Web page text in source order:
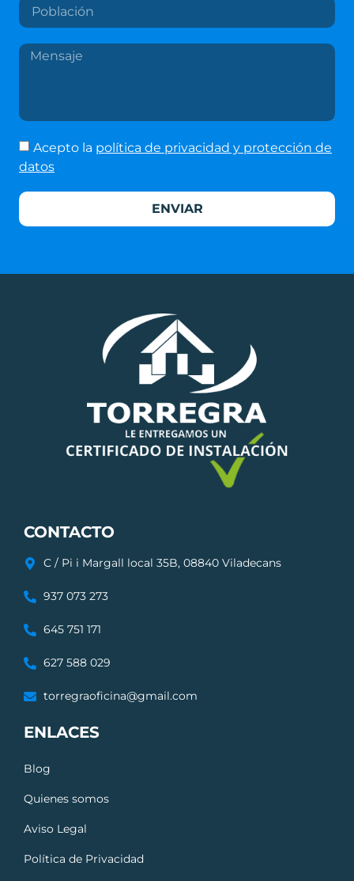
Acepto la política de privacidad y protección de
datos
ENVIAR
CONTACTO
C / Pi i Margall local 35B, 08840 Viladecans
937 073 273
645 751 171
627 588 029
torregraoficina@gmail.com
ENLACES
Blog
Quienes somos
Aviso Legal
Política de Privacidad